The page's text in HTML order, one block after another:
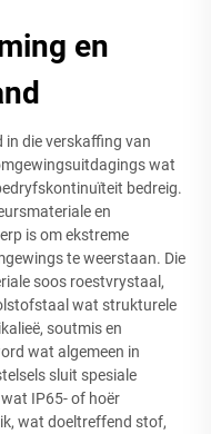
en
in die verskaffing van
wat
bedreig.
en
is om ekstreme
te weerstaan. Die
soos roestvrystaal,
wat strukturele
soutmis en
wat algemeen in
sluit spesiale
IP65- of hoër
wat doeltreffend stof,